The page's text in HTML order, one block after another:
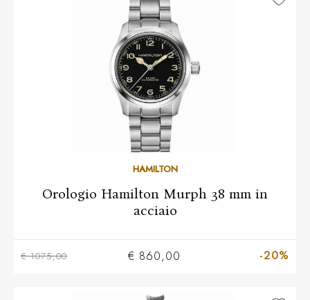
HAMILTON
Orologio Hamilton Murph 38 mm in
acciaio
€ 1075,00 € 860,00 -20%